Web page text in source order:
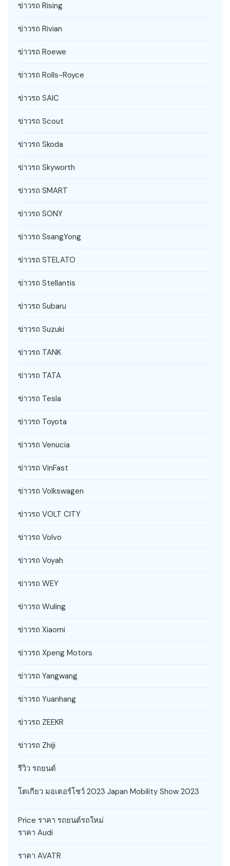
ข่าวรถ Rising
ข่าวรถ Rivian
ข่าวรถ Roewe
ข่าวรถ Rolls-Royce
ข่าวรถ SAIC
ข่าวรถ Scout
ข่าวรถ Skoda
ข่าวรถ Skyworth
ข่าวรถ SMART
ข่าวรถ SONY
ข่าวรถ SsangYong
ข่าวรถ STELATO
ข่าวรถ Stellantis
ข่าวรถ Subaru
ข่าวรถ Suzuki
ข่าวรถ TANK
ข่าวรถ TATA
ข่าวรถ Tesla
ข่าวรถ Toyota
ข่าวรถ Venucia
ข่าวรถ VinFast
ข่าวรถ Volkswagen
ข่าวรถ VOLT CITY
ข่าวรถ Volvo
ข่าวรถ Voyah
ข่าวรถ WEY
ข่าวรถ Wuling
ข่าวรถ Xiaomi
ข่าวรถ Xpeng Motors
ข่าวรถ Yangwang
ข่าวรถ Yuanhang
ข่าวรถ ZEEKR
ข่าวรถ Zhiji
รีวิว รถยนต์
โตเกียว มอเตอร์โชว์ 2023 Japan Mobility Show 2023
Price ราคา รถยนต์รถใหม่
ราคา Audi
ราคา AVATR